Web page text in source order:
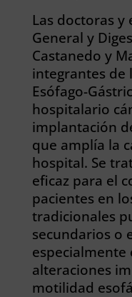
Las doctoras y
General y
Castanedo y
integrantes de
Esófago-
hospitalario
implantación
que amplía la
hospital. Se
eficaz para el
pacientes en
tradicionales
secundarios o
especialmente
alteraciones
motilidad